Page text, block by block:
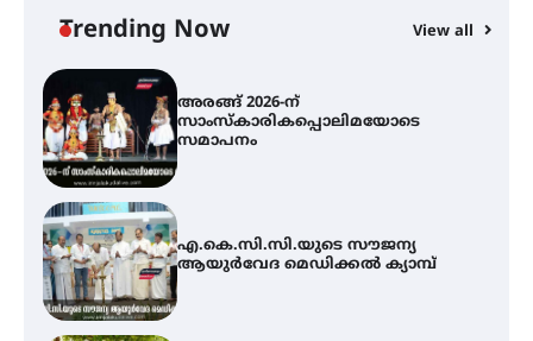
Trending Now View all
യൂത്ത് കോൺഗ്രസ്
അരങ്ങ് 2026-ന്
സാംസ്കാരികപ്പൊലിമയോടെ
സമാപനം
എ.കെ.സി.സി.യുടെ സൗജന്യ
ആയുർവേദ മെഡിക്കൽ ക്യാമ്പ്